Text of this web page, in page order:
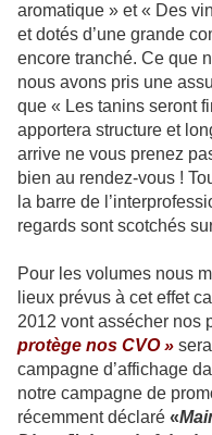
aromatique » et « Des
et dotés d’une grande
encore tranché. Ce que
nous avons pris une
que « Les tanins seront
apportera structure et
arrive ne vous prenez
bien au rendez-vous !
la barre de
regards sont scotchés
Pour les volumes nous
lieux prévus à cet effet
2012 vont assécher nos
protège nos CVO »
campagne d’affichage
notre campagne de
récemment déclaré «